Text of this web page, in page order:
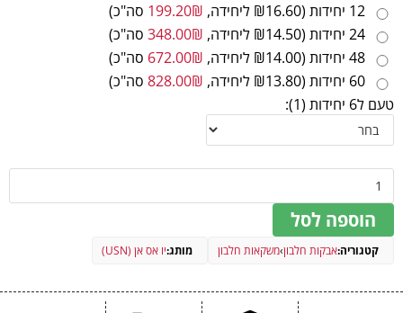
מתוכן: חומצות שומן רוויות (גרם)
פחות מ-0.5 גרם
סה"כ פחמימות (גרם)
17 גרם
מתוכן: סוכרים (גרם)
17 גרם
נתרן (מ׳׳ג)
חלבונים (גרם)
199.20₪
סה"כ)
348.00₪
סה"כ)
672.00₪
סה"כ)
828.00₪
סה"כ)
טעם ל6 יחידות (1):
הוספה לסל
קטגוריה:אבקות חלבון›משקאות חלבון מותג:יו אס אן (USN)